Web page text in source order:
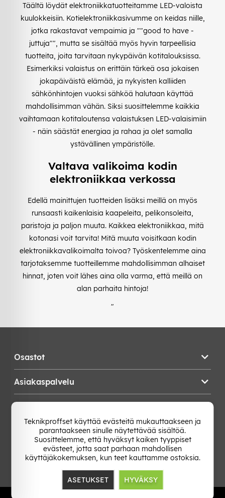
Täältä löydät elektroniikkatuotteitamme LED-valoista
kuulokkeisiin. Kotielektroniikkasivumme on keidas niille,
jotka rakastavat vempaimia ja ""good to have -
juttuja"", mutta se sisältää myös hyvin tarpeellisia
tuotteita, joita tarvitaan nykypäivän kotitalouksissa.
Esimerkiksi valaistus on erittäin tärkeä osa jokaisen
jokapäiväistä elämää, ja nykyisten kalliiden
sähkönhintojen vuoksi sähköä halutaan käyttää
mahdollisimman vähän. Siksi suosittelemme kaikkia
vaihtamaan kotitaloutensa valaistuksen LED-valaisimiin
- näin säästät energiaa ja rahaa ja olet samalla
ystävällinen ympäristölle.
Valtava valikoima kodin
elektroniikkaa verkossa
Edellä mainittujen tuotteiden lisäksi meillä on myös
runsaasti kaikenlaisia kaapeleita, pelikonsoleita,
paristoja ja paljon muuta. Kaikkea elektroniikkaa, mitä
kotonasi voit tarvita! Mitä muuta voisitkaan kodin
elektroniikkavalikoimalta toivoa? Työskentelemme aina
tarjotaksemme tuotteillemme mahdollisimman alhaiset
hinnat, joten voit lähes aina olla varma, että meillä on
alan parhaita hintoja!
"
Osastot
Asiakaspalvelu
Vaihda Maa
Teknikproffset käyttää evästeitä mukauttaakseen ja
parantaakseen sinulle näytettävää sisältöä.
Suosittelemme, että hyväksyt kaiken tyyppiset
evästeet, jotta saat parhaan mahdollisen
käyttäjäkokemuksen, kun teet kauttamme ostoksia.
ASETUKSET HYVÄKSY